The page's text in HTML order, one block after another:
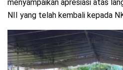
menyampaikan apresiasi atas
NII yang telah kembali kepada